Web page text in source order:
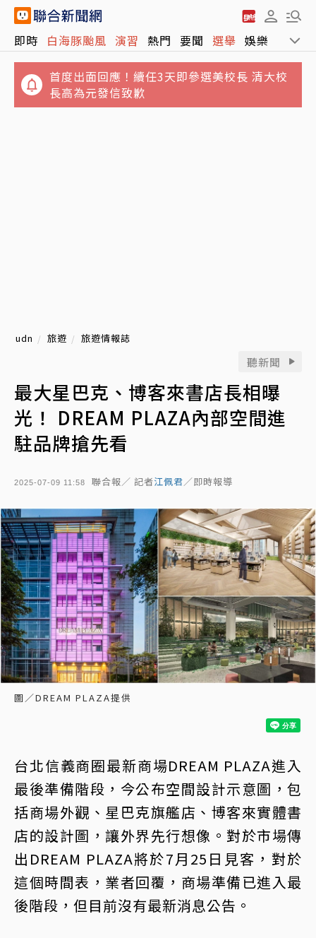
即時 白海豚颱風 演習 熱門 要聞 選舉 娛樂 運動
首度出面回應！續任3天即參選美校長 清大校
長高為元發信致歉
udn 旅遊 旅遊情報誌
聽新聞
最大星巴克、博客來書店長相曝
光！ DREAM PLAZA內部空間進
駐品牌搶先看
2025-07-09 11:58 聯合報／ 記者江佩君／即時報導
圖／DREAM PLAZA提供
台北信義商圈最新商場DREAM PLAZA進入
最後準備階段，今公布空間設計示意圖，包
括商場外觀、星巴克旗艦店、博客來實體書
店的設計圖，讓外界先行想像。對於市場傳
出DREAM PLAZA將於7月25日見客，對於
這個時間表，業者回覆，商場準備已進入最
後階段，但目前沒有最新消息公告。